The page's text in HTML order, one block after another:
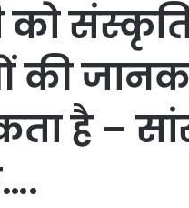
को
की
है –